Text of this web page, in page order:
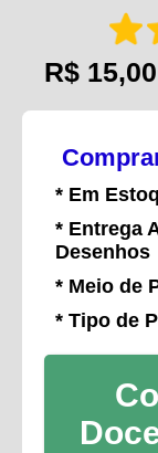
R$ 15,00
* Em
* Entrega
Desenhos
* Meio de
* Tipo de